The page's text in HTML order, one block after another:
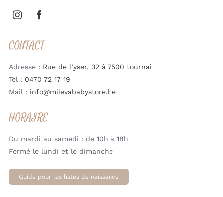
CONTACT
Adresse : Rue de l’yser, 32 à 7500 tournai
Tel : 0470 72 17 19
Mail : info@milevababystore.be
HORAIRE
Du mardi au samedi : de 10h à 18h
Fermé le lundi et le dimanche
Guide pour les listes de naissance